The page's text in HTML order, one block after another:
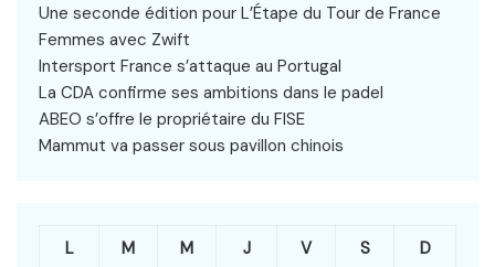
Une seconde édition pour L’Étape du Tour de France
Femmes avec Zwift
Intersport France s’attaque au Portugal
La CDA confirme ses ambitions dans le padel
ABEO s’offre le propriétaire du FISE
Mammut va passer sous pavillon chinois
L M M J V S D